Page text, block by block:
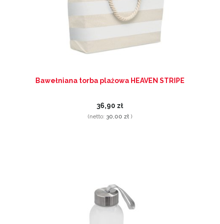
Bawełniana torba plażowa HEAVEN STRIPE
36,90 zł
(netto: 30,00 zł )